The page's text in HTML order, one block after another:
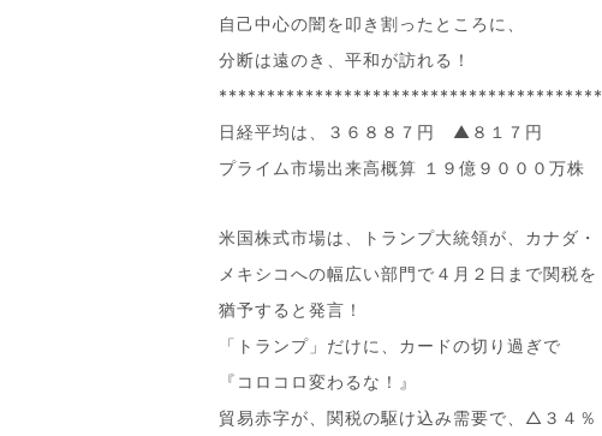
自己中心の闇を叩き割ったところに、
分断は遠のき、平和が訪れる！
****************************************
日経平均は、３６８８７円 ▲８１７円
プライム市場出来高概算 １９億９０００万株
米国株式市場は、トランプ大統領が、カナダ・
メキシコへの幅広い部門で４月２日まで関税を
猶予すると発言！
「トランプ」だけに、カードの切り過ぎで
『コロコロ変わるな！』
貿易赤字が、関税の駆け込み需要で、△３４％